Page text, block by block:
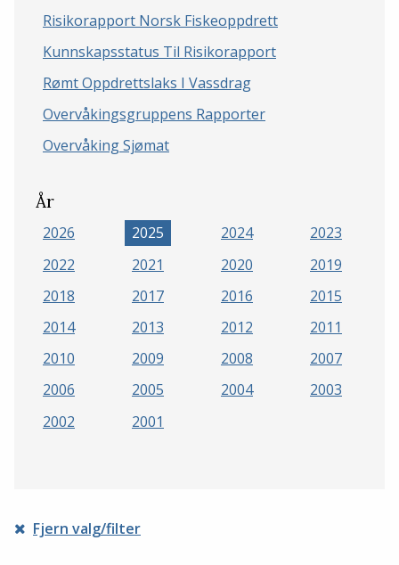
Risikorapport Norsk Fiskeoppdrett
Kunnskapsstatus Til Risikorapport
Rømt Oppdrettslaks I Vassdrag
Overvåkingsgruppens Rapporter
Overvåking Sjømat
År
2026 2025 2024
2023
2022
2021 2020
2019
2018
2017 2016
2015
2014
2013 2012
2011
2010
2009 2008
2007
2006
2005 2004
2003
2002
2001
Fjern valg/filter